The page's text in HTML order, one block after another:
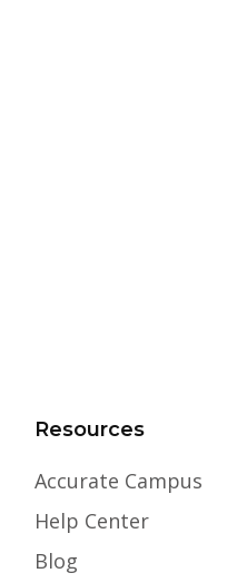
Resources
Accurate Campus
Help Center
Blog